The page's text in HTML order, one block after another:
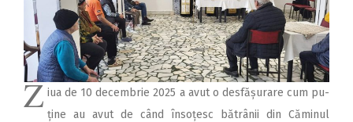
2012
2011
2010
Z iua de 10 decembrie 2025 a avut o des­fășurare cum pu­
ține au avut de când însoțesc bătrânii din Căminul